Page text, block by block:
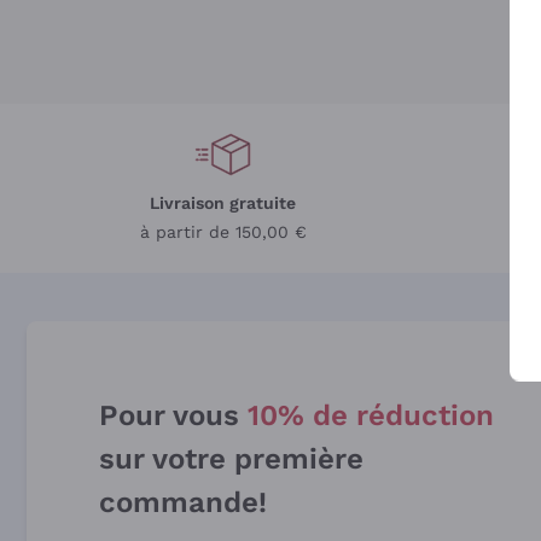
Livraison gratuite
à partir de 150,00 €
Pour vous 10% de réduction
sur votre première
commande!